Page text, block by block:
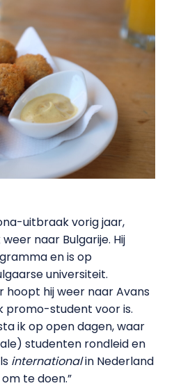
uitbraak vorig jaar,
naar Bulgarije. Hij
en is op
universiteit.
hoopt hij weer naar Avans
promo-student voor is.
ik op open dagen, waar
studenten rondleid en
internationalin Nederland
te doen.”